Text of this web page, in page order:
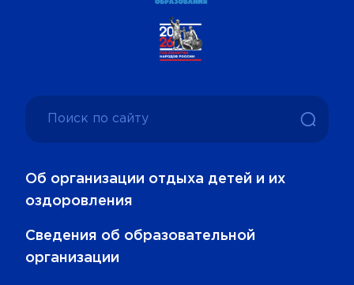
Об организации отдыха детей и их
оздоровления
Сведения об образовательной
организации